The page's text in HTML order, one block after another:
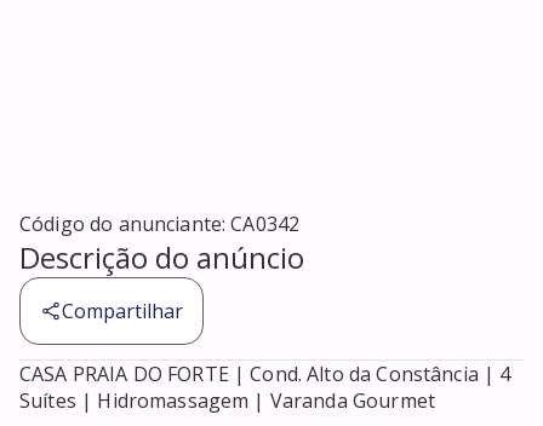
Código do anunciante:CA0342
Descrição do anúncio
Compartilhar
CASA PRAIA DO FORTE | Cond. Alto da Constância | 4
Suítes | Hidromassagem | Varanda Gourmet